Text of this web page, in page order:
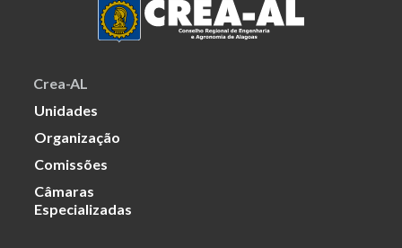
Crea-AL
Unidades
Organização
Comissões
Câmaras
Especializadas